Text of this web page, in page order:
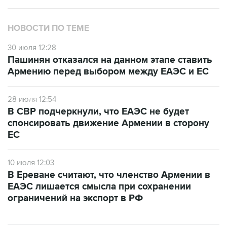
НОВОСТИ ПО ТЕМЕ
30 июля 12:28
Пашинян отказался на данном этапе ставить
Армению перед выбором между ЕАЭС и ЕС
28 июля 12:54
В СВР подчеркнули, что ЕАЭС не будет
спонсировать движение Армении в сторону
ЕС
10 июля 12:03
В Ереване считают, что членство Армении в
ЕАЭС лишается смысла при сохранении
ограничений на экспорт в РФ